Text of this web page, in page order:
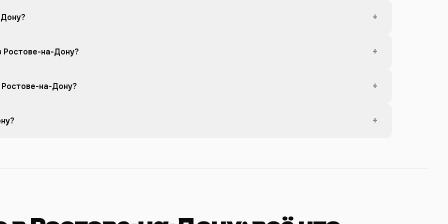
+
Ростове-на-Дону? +
на-Дону? +
+